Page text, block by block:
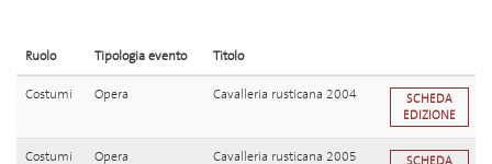
Ruolo Tipologia evento Titolo
Costumi Opera Cavalleria rusticana 2004
SCHEDA
EDIZIONE
Costumi Opera Cavalleria rusticana 2005